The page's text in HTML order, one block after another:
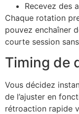
Recevez des
Chaque rotation
pouvez enchaîner
courte session
Timing de
Vous décidez
de l’ajuster en
rétroaction rapide